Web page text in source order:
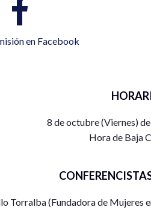
en Facebook
8 de octubre (Viernes)
Hora de Baja
Torralba (Fundadora de Mujeres